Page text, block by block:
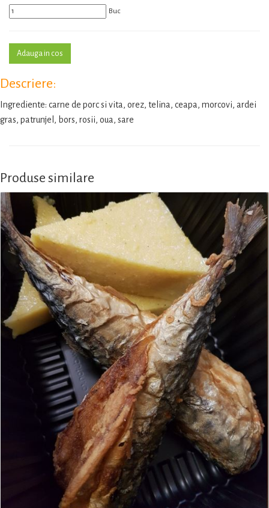
Buc
Descriere:
Ingrediente: carne de porc si vita, orez, telina, ceapa, morcovi, ardei
gras, patrunjel, bors, rosii, oua, sare
Produse similare